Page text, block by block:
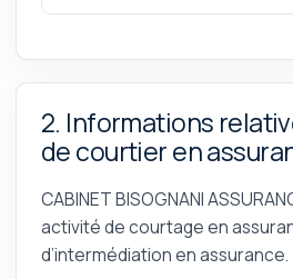
2. Informations
de courtier en
CABINET BISOGNANI
activité de courtage en
d’intermédiation en assurance.